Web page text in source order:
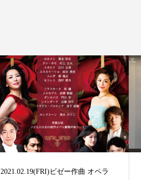
2021.02.19(FRI)ビゼー作曲 オペラ